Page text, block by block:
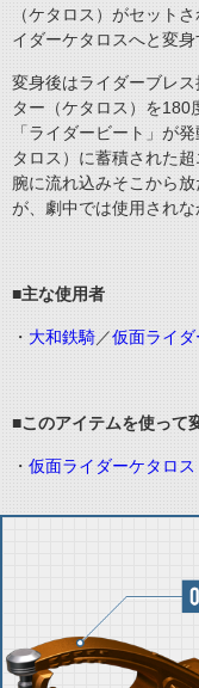
（ケタロス）がセット
イダーケタロスへと変身
変身後はライダーブレ
ター（ケタロス）を180
「ライダービート」が
タロス）に蓄積された
腕に流れ込みそこから
が、劇中では使用されな
■主な使用者
・ 大和鉄騎／仮面ライダ
■このアイテムを使って
・ 仮面ライダーケタロス